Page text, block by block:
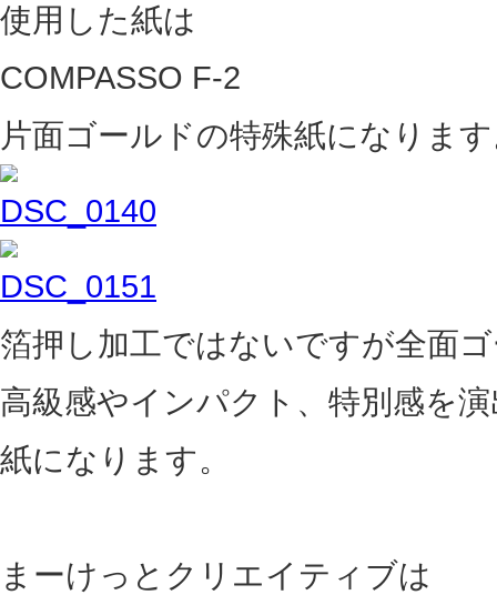
使用した紙は
COMPASSO F-2
片面ゴールドの特殊紙になりま
箔押し加工ではないですが全面
高級感やインパクト、特別感を
紙になります。
まーけっとクリエイティブは